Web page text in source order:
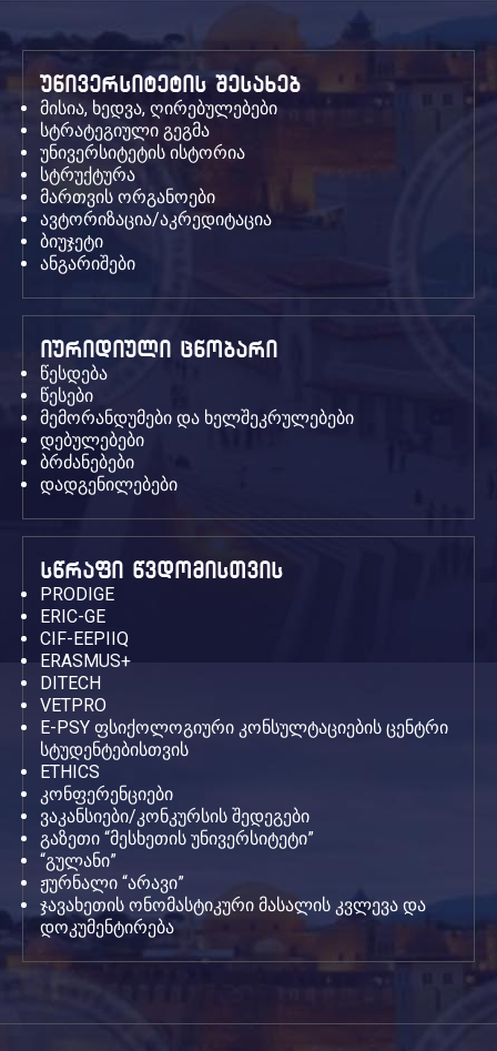
უნივერსიტეტის შესახებ
მისია, ხედვა, ღირებულებები
სტრატეგიული გეგმა
უნივერსიტეტის ისტორია
სტრუქტურა
მართვის ორგანოები
ავტორიზაცია/აკრედიტაცია
ბიუჯეტი
ანგარიშები
იურიდიული ცნობარი
წესდება
წესები
მემორანდუმები და ხელშეკრულებები
დებულებები
ბრძანებები
დადგენილებები
სწრაფი წვდომისთვის
PRODIGE
ERIC-GE
CIF-EEPIIQ
ERASMUS+
DITECH
VETPRO
E-PSY ფსიქოლოგიური კონსულტაციების ცენტრი
სტუდენტებისთვის
ETHICS
კონფერენციები
ვაკანსიები/კონკურსის შედეგები
გაზეთი “მესხეთის უნივერსიტეტი”
“გულანი”
ჟურნალი “არავი”
ჯავახეთის ონომასტიკური მასალის კვლევა და
დოკუმენტირება